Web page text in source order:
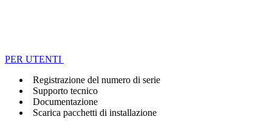
PER UTENTI
Registrazione del numero di serie
Supporto tecnico
Documentazione
Scarica pacchetti di installazione